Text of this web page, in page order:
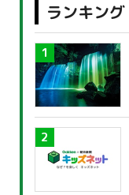
ランキング